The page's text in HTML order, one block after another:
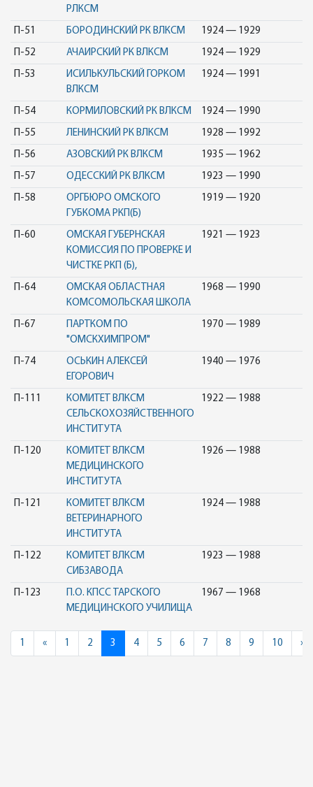
РЛКСМ
П-51 БОРОДИНСКИЙ РК ВЛКСМ 1924 — 1929
П-52 АЧАИРСКИЙ РК ВЛКСМ 1924 — 1929
П-53
ИСИЛЬКУЛЬСКИЙ ГОРКОМ
ВЛКСМ
1924 — 1991
П-54 КОРМИЛОВСКИЙ РК ВЛКСМ 1924 — 1990
П-55 ЛЕНИНСКИЙ РК ВЛКСМ 1928 — 1992
П-56 АЗОВСКИЙ РК ВЛКСМ 1935 — 1962
П-57 ОДЕССКИЙ РК ВЛКСМ 1923 — 1990
П-58
ОРГБЮРО ОМСКОГО
ГУБКОМА РКП(Б)
1919 — 1920
П-60
ОМСКАЯ ГУБЕРНСКАЯ
КОМИССИЯ ПО ПРОВЕРКЕ И
ЧИСТКЕ РКП (Б),
1921 — 1923
П-64
ОМСКАЯ ОБЛАСТНАЯ
КОМСОМОЛЬСКАЯ ШКОЛА
1968 — 1990
П-67
ПАРТКОМ ПО
"ОМСКХИМПРОМ"
1970 — 1989
П-74
ОСЬКИН АЛЕКСЕЙ
ЕГОРОВИЧ
1940 — 1976
П-111
КОМИТЕТ ВЛКСМ
СЕЛЬСКОХОЗЯЙСТВЕННОГО
ИНСТИТУТА
1922 — 1988
П-120
КОМИТЕТ ВЛКСМ
МЕДИЦИНСКОГО
ИНСТИТУТА
1926 — 1988
П-121
КОМИТЕТ ВЛКСМ
ВЕТЕРИНАРНОГО
ИНСТИТУТА
1924 — 1988
П-122
КОМИТЕТ ВЛКСМ
СИБЗАВОДА
1923 — 1988
П-123
П.О. КПСС ТАРСКОГО
МЕДИЦИНСКОГО УЧИЛИЩА
1967 — 1968
1 «Previous
1 2 3 4 5 6 7 8 9 10 »